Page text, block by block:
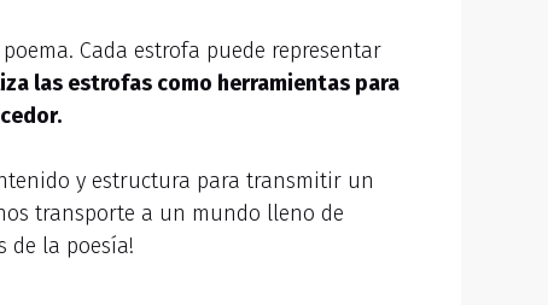
Cada estrofa puede representar
las estrofas como herramientas para
y estructura para transmitir un
transporte a un mundo lleno de
de la poesía!